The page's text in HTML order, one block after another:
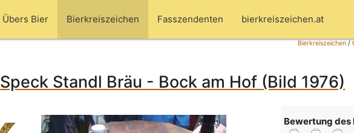
Übers Bier Bierkreiszeichen Fasszendenten bierkreiszeichen.at
Bierkreiszeichen/
Speck Standl Bräu - Bock am Hof (Bild 1976)
Bewertung des